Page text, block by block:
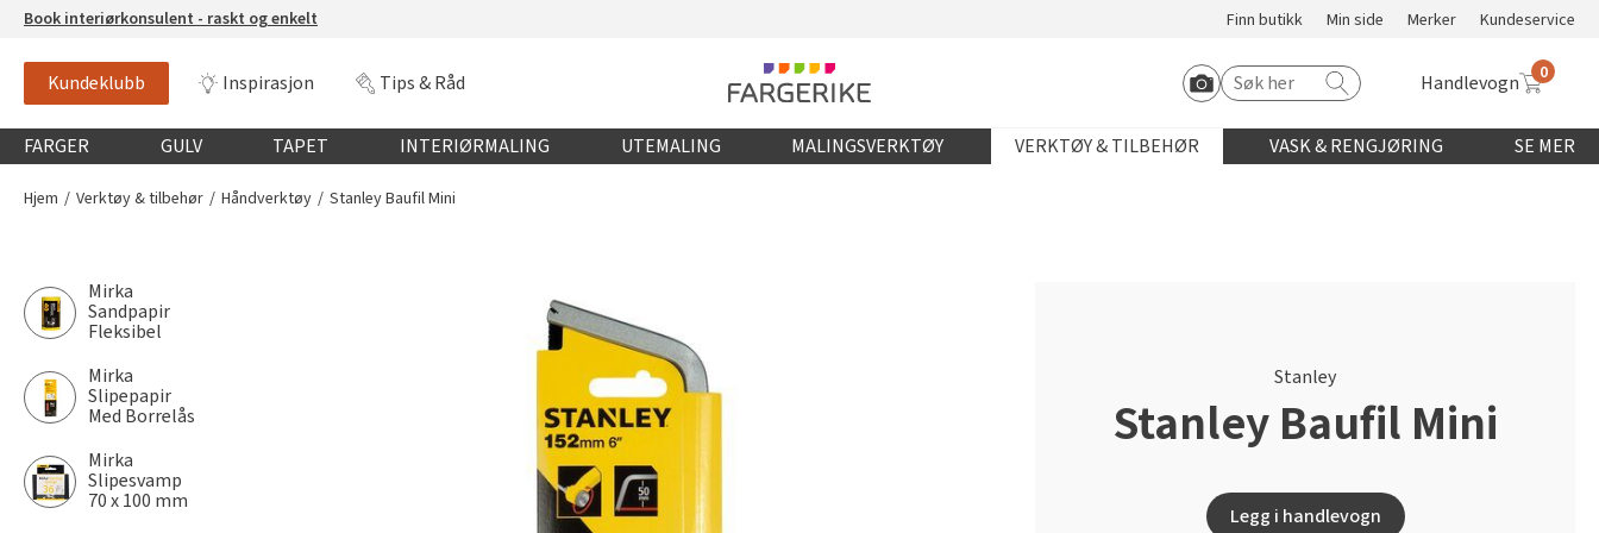
Book interiørkonsulent - raskt og enkelt Finn butikk Min side Merker Kundeservice
Kundeklubb Inspirasjon Tips & Råd Start Roomvo
Søk etter: Handlevogn 0
Globalnavigasjon mobil
FARGER GULV TAPET INTERIØRMALING UTEMALING MALINGSVERKTØY VERKTØY & TILBEHØR VASK & RENGJØRING SE MER
Hjem Verktøy & tilbehør Håndverktøy Stanley Baufil Mini
Mirka
Sandpapir
Fleksibel
Mirka
Slipepapir
Med Borrelås
Mirka
Slipesvamp
70 x 100 mm
Stanley
Stanley Baufil Mini
Legg i handlevogn